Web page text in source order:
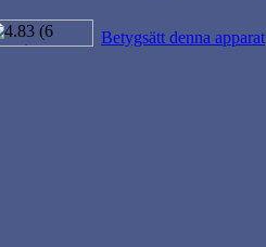
Betygsätt denna apparat